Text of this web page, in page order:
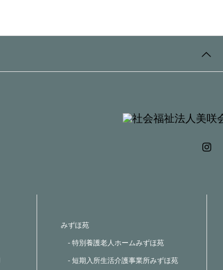
みずほ苑
- 特別養護老人ホームみずほ苑
- 短期入所生活介護事業所みずほ苑